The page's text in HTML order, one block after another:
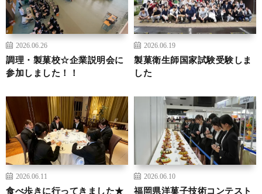
2026.06.26
調理・製菓校☆企業説明会に
参加しました！！
2026.06.19
製菓衛生師国家試験受験しま
した
2026.06.11
食べ歩きに行ってきました★
2026.06.10
福岡県洋菓子技術コンテスト